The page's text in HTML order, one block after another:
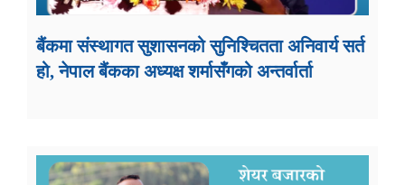
बैंकमा संस्थागत सुशासनको सुनिश्चितता अनिवार्य सर्त
हो, नेपाल बैंकका अध्यक्ष शर्मासँगको अन्तर्वार्ता